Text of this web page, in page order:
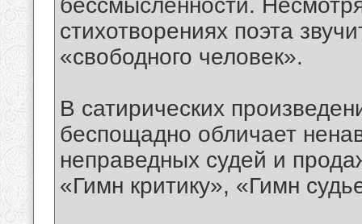
бессмысленности.
стихотворениях поэта
«свободного человек».
В сатирических
беспощадно обличает
неправедных судей и
«Гимн критику», «Гимн